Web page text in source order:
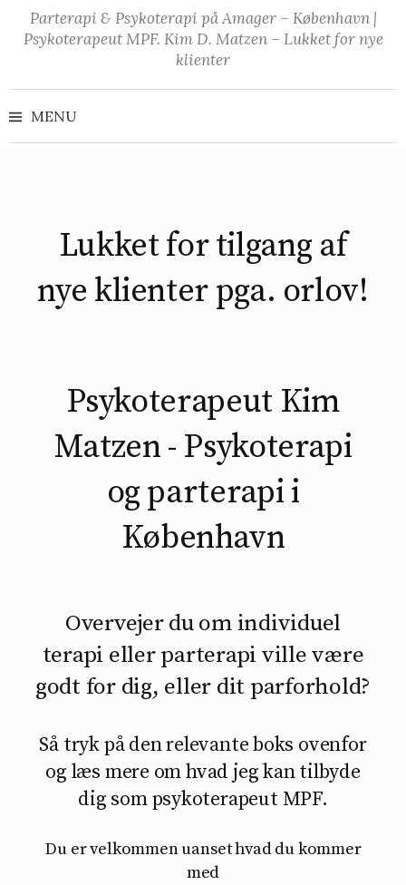
Parterapi & Psykoterapi på Amager – København |
Psykoterapeut MPF. Kim D. Matzen – Lukket for nye
klienter
MENU
Søg
Lukket for tilgang af
nye klienter pga. orlov!
Psykoterapeut Kim
Matzen - Psykoterapi
og parterapi i
København
Overvejer du om individuel
terapi eller parterapi ville være
godt for dig, eller dit parforhold?
Så tryk på den relevante boks ovenfor
og læs mere om hvad jeg kan tilbyde
dig som psykoterapeut MPF.
Du er velkommen uanset hvad du kommer
med